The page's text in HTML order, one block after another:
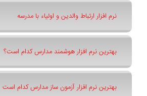
نرم افزار ارتباط والدین و اولیاء با مدرسه
بهترین نرم افزار هوشمند مدارس کدام است؟
بهترین نرم افزار آزمون ساز مدارس کدام است